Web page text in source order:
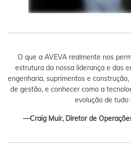
O que a AVEVA realmente nos
estrutura da nossa liderança e das
engenharia, suprimentos e
de gestão, e conhecer como a
evolução de tudo
—Craig Muir, Diretor de